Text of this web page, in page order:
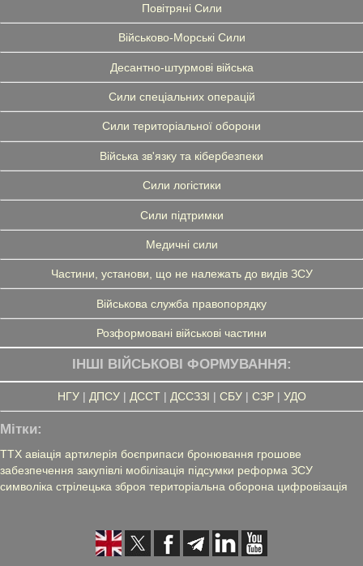
Повітряні Сили
Військово-Морські Сили
Десантно-штурмові війська
Сили спеціальних операцій
Сили територіальної оборони
Війська зв'язку та кібербезпеки
Сили логістики
Сили підтримки
Медичні сили
Частини, установи, що не належать до видів ЗСУ
Військова служба правопорядку
Розформовані військові частини
ІНШІ ВІЙСЬКОВІ ФОРМУВАННЯ:
НГУ| ДПСУ| ДССТ| ДССЗЗІ | СБУ| СЗР| УДО
Мітки:
ТТХ авіація артилерія боєприпаси бронювання грошове
забезпечення закупівлі мобілізація підсумки реформа ЗСУ
символіка стрілецька зброя територіальна оборона цифровізація